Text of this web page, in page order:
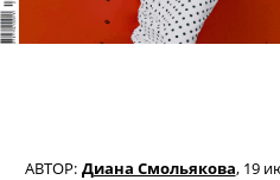
АВТОР: Диана Смольякова, 19